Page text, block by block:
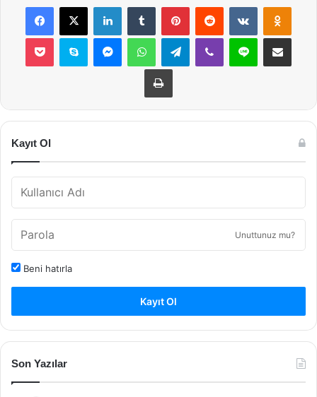
Facebook
X LinkedInTumblr PinterestReddit VKontakte
Pocket Skype MessengerWhatsAppTelegramViber Line E-Posta ile
Yazdır
Kayıt Ol
Unuttunuz mu?
Beni hatırla
Kayıt Ol
Son Yazılar